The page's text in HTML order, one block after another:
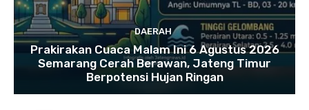
DAERAH
Prakirakan Cuaca Malam Ini 6 Agustus 2026
Semarang Cerah Berawan, Jateng Timur
Berpotensi Hujan Ringan